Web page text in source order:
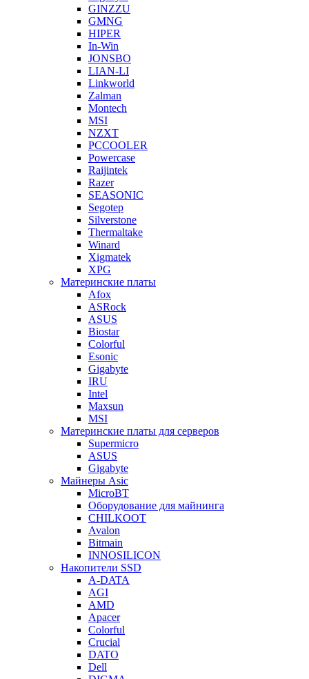
GINZZU
GMNG
HIPER
In-Win
JONSBO
LIAN-LI
Linkworld
Zalman
Montech
MSI
NZXT
PCCOOLER
Powercase
Raijintek
Razer
SEASONIC
Segotep
Silverstone
Thermaltake
Winard
Xigmatek
XPG
Материнские платы
Afox
ASRock
ASUS
Biostar
Colorful
Esonic
Gigabyte
IRU
Intel
Maxsun
MSI
Материнские платы для серверов
Supermicro
ASUS
Gigabyte
Майнеры Asic
MicroBT
Оборудование для майнинга
CHILKOOT
Avalon
Bitmain
INNOSILICON
Накопители SSD
A-DATA
AGI
AMD
Apacer
Colorful
Crucial
DATO
Dell